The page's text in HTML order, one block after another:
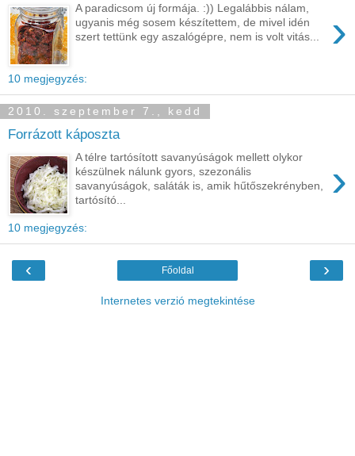
›
A paradicsom új formája. :)) Legalábbis nálam,
ugyanis még sosem készítettem, de mivel idén
szert tettünk egy aszalógépre, nem is volt vitás...
10 megjegyzés:
2010. szeptember 7., kedd
Forrázott káposzta
›
A télre tartósított savanyúságok mellett olykor
készülnek nálunk gyors, szezonális
savanyúságok, saláták is, amik hűtőszekrényben,
tartósító...
10 megjegyzés:
‹ ›
Főoldal
Internetes verzió megtekintése